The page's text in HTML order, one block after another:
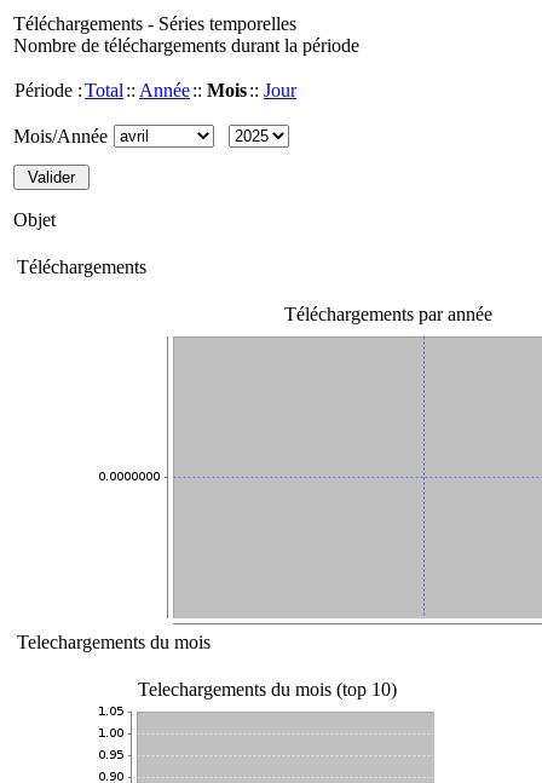
Téléchargements - Séries temporelles
Nombre de téléchargements durant la période
Période :Total :: Année:: Mois:: Jour
Mois/Année
Objet
Téléchargements
Téléchargements par année
Telechargements du mois
Telechargements du mois (top 10)